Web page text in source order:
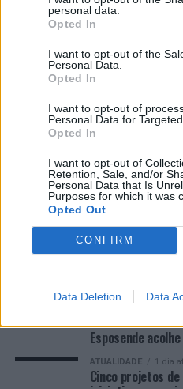
personal data.
Opted In
I want to opt-out of the
Personal Data.
Opted In
I want to opt-out of
Personal Data for
Opted In
I want to opt-out of
Retention, Sale, and/or
Personal Data that Is
Purposes for which it was
Opted Out
CONFIRM
Data Deletion Data
Cinco projetos de Cascais
Educação e Formação de
e Gestão de Barcelos
Atelier Nuno Valentim vence
para reabilitar o bairro mais
Ponta Delgada: José
comunidades açorianas da
ÚLTIMAS
Esposende
ATUALIDADE 1 dia
Cinco projetos